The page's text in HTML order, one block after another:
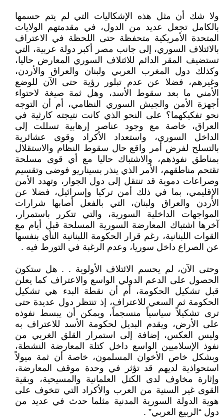
ولا شك أن مثل هذه الإشكاليات التي لم يتم حسمها
بالكامل تجعل عديد من الدول، في مقدمتهم الولايات
المتحدة الأمريكية متحفظة حتى اللحظة في الاعتراف
بالائتلاف السوري، إلى جانب مصر أكبر دولة عربية، التي
تستضيف المقر الدائم للائتلاف السوري المعارض حاليا،
وكذلك دول المغرب العربي ولبنان والعراق والأردن،
وغيرهم، فضلا عن عدم تبلور رؤية حتى الآن للوضع
الأمني ما بعد سقوط الأسد، وهل ثمة صيغة لاحتواء
أجهزة الأمن والجيش السوري النظامي، أم أن التوجه
نحو تفكيكهما؟ على النحو الذي كانت نتيجته كارثية في
العراق، خاصة مع وجود عناصر إرهابية تسللت إلى
الداخل السوري، واستعداد الأكراد وقوى عشائرية
بالتسلح لفرض أمر واقع حال سقوط النظام والاستقلال
بمناطق نفوذهم، والاشتباك حاليا مع أي قوى مسلحة
تقتحم مناطقهم، الأمر الذي ينذر بسيناريو فوضى وتقسيم
وصراعات دموية قد تنتقل إلى دول الجوار، وتهدد الأمن
الإقليمي، بما في ذلك أمن تركيا وإسرائيل، فضلا عن
الأردن والعراق ولبنان، التي بالفعل أصابها شرارات
المواجهات الداخلية السورية، والتي تتكرر باستمرار،
آخرها اشتباك المعارضة السورية المسلحة قبل أيام مع
القوات اللبنانية، رغم قرار الحكومة اللبنانية النأي بنفسها
عن الصراع داخل سوريا، وعدم الرغبة في التورط فيه .
وحتى الآن، لم يحسم الائتلاف الأولوية . . هل ستكون
الحصول على الدعم الدولي الواسع والاعتراف كما يعلن
قبل تشكيل الحكومة، أم أن نقطة البدء هي تشكيل
الحكومة ثم السعي للاعتراف، إذ تنتظر دول عديدة حتى
ترى تشكيلاً سياسياً منسجماً، ويمكن أن يبسط نفوذه
على الأرض، ويقدم البديل لحكومة الأسد للاعتراف به
وليس العكس، إضافة إلى استمرار القلق الغربي من
نفوذ الإسلاميين الواسع داخل كتلة المعارضة النشطة،
وبشكل خاص الأخوان المسلمون، خاصة أن ثمة ميولاً
استحواذية لديهم قد تؤثر في وحدة موقف المعارضة،
وإثارة مخاوف لدى الكتل العلمانية والمسيحية، وبقية
القوى غير السنية من العرب والأكراد التي تتخوف على
هوية الدولة السورية المدنية مثلما حدث في عديد من
دول “الربيع العربي” .